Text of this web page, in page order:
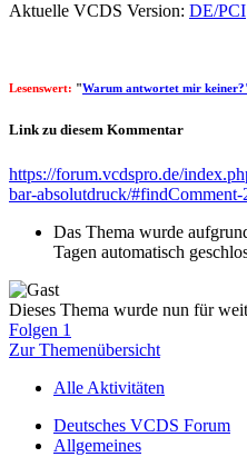
Aktuelle VCDS Version: DE/PCI
Lesenswert: "Warum antwortet mir
Link zu diesem Kommentar
https://forum.vcdspro.de/
bar-absolutdruck/#findComment-
Das Thema wurde
Tagen automatisch
Dieses Thema wurde nun für
Folgen 1
Zur Themenübersicht
Alle Aktivitäten
Deutsches VCDS Forum
Allgemeines